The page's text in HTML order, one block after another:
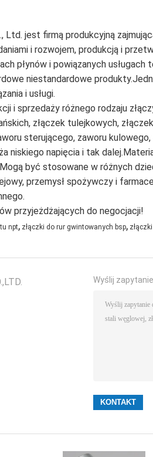
Ltd. jest firmą produkcyjną
i rozwojem, produkcją i
płynów i powiązanych
niestandardowe
i usługi.
i sprzedaży różnego rodzaju
złączek tulejkowych,
sterującego, zaworu
niskiego napięcia i tak
być stosowane w różnych
przemysł spożywczy i
przyjeżdżających do negocjacji!
npt, złączki do rur gwintowanych bsp,
Wyślij